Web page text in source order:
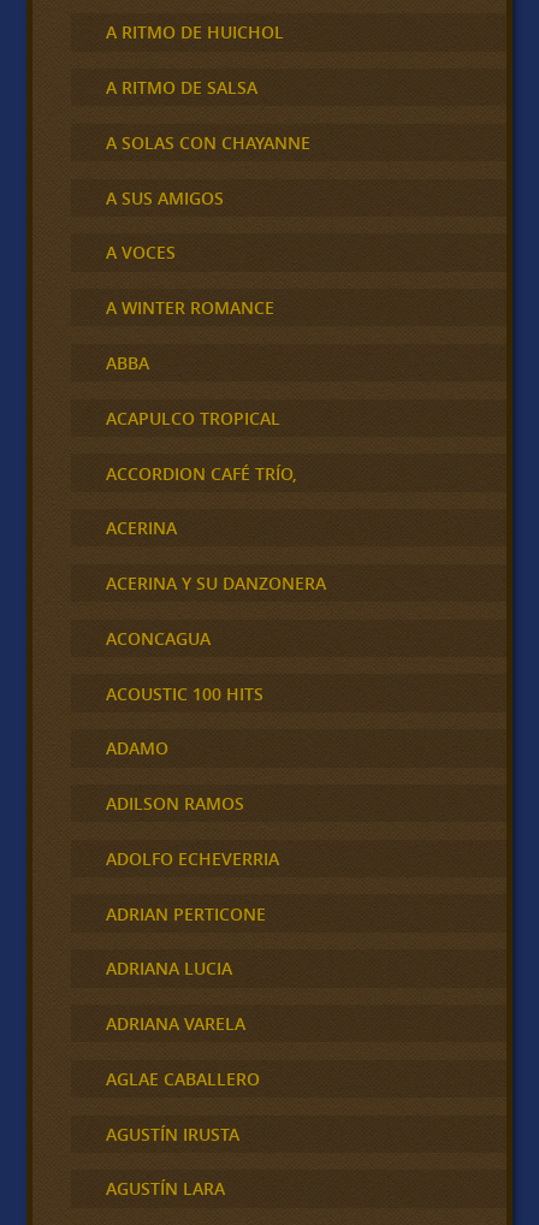
A RITMO DE HUICHOL
A RITMO DE SALSA
A SOLAS CON CHAYANNE
A SUS AMIGOS
A VOCES
A WINTER ROMANCE
ABBA
ACAPULCO TROPICAL
ACCORDION CAFÉ TRÍO,
ACERINA
ACERINA Y SU DANZONERA
ACONCAGUA
ACOUSTIC 100 HITS
ADAMO
ADILSON RAMOS
ADOLFO ECHEVERRIA
ADRIAN PERTICONE
ADRIANA LUCIA
ADRIANA VARELA
AGLAE CABALLERO
AGUSTÍN IRUSTA
AGUSTÍN LARA